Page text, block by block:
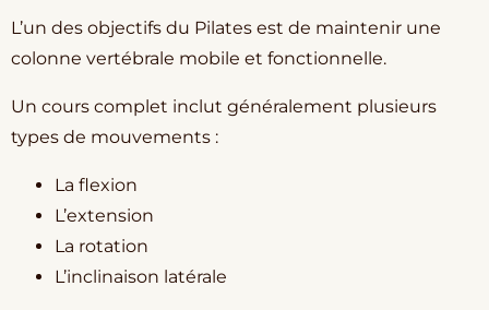
L’un des objectifs du Pilates est de maintenir une
colonne vertébrale mobile et fonctionnelle.
Un cours complet inclut généralement plusieurs
types de mouvements :
La flexion
L’extension
La rotation
L’inclinaison latérale